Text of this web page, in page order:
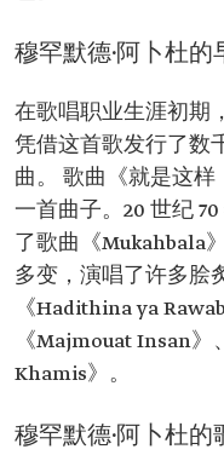
穆罕默德·阿卜杜
在歌唱职业生涯初期
凭借这首歌发行了数
曲。 歌曲《就是这
一首曲子。20 世纪
了歌曲《Mukahbala
多变，演唱了许多脍
《Hadithina ya
《Majmouat Insan
Khamis》。
穆罕默德·阿卜杜的